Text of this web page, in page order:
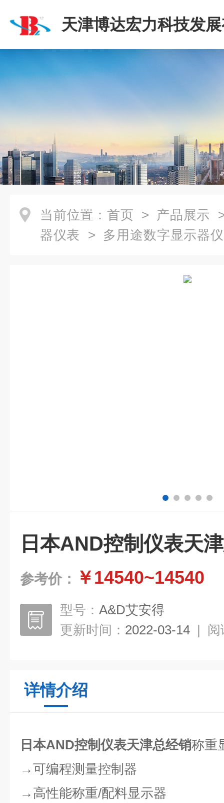
天津博达宏力科技发
司
当前位置： 首页 > 产品展示
器仪表 > 多用途数字显示器
日本AND控制仪表天
参考价： ￥14540~14540
型号： A&D艾安得
更新时间： 2022-03-14 | 阅
详情介绍
日本AND控制仪表天津总经销称重
→可编程测量控制器
→高性能称重/配料显示器